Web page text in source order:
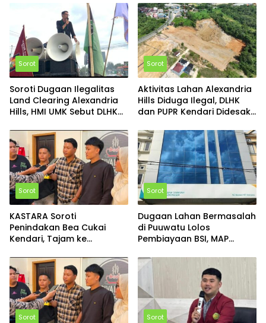
Sorot
Soroti Dugaan Ilegalitas
Land Clearing Alexandria
Hills, HMI UMK Sebut DLHK
Pembiaran
Sorot
Aktivitas Lahan Alexandria
Hills Diduga Ilegal, DLHK
dan PUPR Kendari Didesak
Sorot
KASTARA Soroti
Penindakan Bea Cukai
Kendari, Tajam ke
Tumpul ke Bandar Besar
Sorot
Dugaan Lahan Bermasalah
di Puuwatu Lolos
Pembiayaan BSI, MAP
Pertanyakan Due Diligence
Sorot Sorot